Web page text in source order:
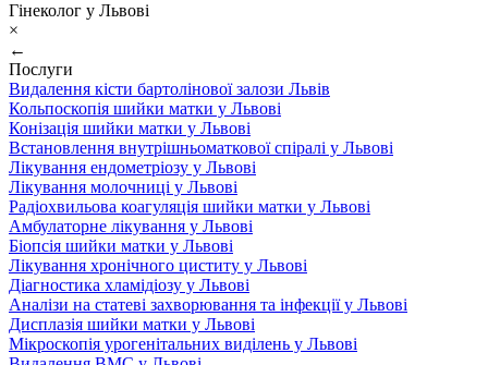
Гінеколог у Львові
×
←
Послуги
Видалення кісти бартолінової залози Львів
Кольпоскопія шийки матки у Львові
Конізація шийки матки у Львові
Встановлення внутрішньоматкової спіралі у Львові
Лікування ендометріозу у Львові
Лікування молочниці у Львові
Радіохвильова коагуляція шийки матки у Львові
Амбулаторне лікування у Львові
Біопсія шийки матки у Львові
Лікування хронічного циститу у Львові
Діагностика хламідіозу у Львові
Аналізи на статеві захворювання та інфекції у Львові
Дисплазія шийки матки у Львові
Мікроскопія урогенітальних виділень у Львові